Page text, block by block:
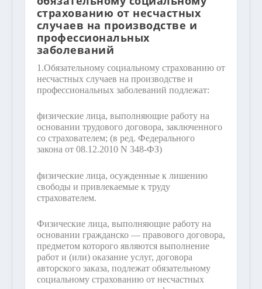
страхованию от несчастных
случаев на производстве и
профессиональных
заболеваний
1.Обязательному социальному страхованию от
несчастных случаев на производстве и
профессиональных заболеваний подлежат:
физические лица, выполняющие работу на
основании трудового договора, заключенного
со страхователем; (в ред. Федерального
закона от 08.12.2010 N 348-ФЗ)
физические лица, осужденные к лишению
свободы и привлекаемые к труду
страхователем.
Физические лица, выполняющие работу на
основании гражданско — правового договора,
предметом которого являются выполнение
работ и (или) оказание услуг, договора
авторского заказа, подлежат обязательному
социальному страхованию от несчастных